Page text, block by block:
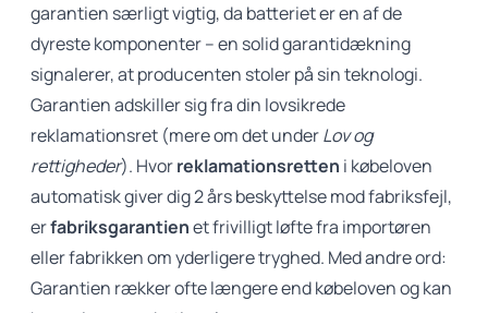
garantien særligt vigtig, da batteriet er en af de
dyreste komponenter – en solid garantidækning
signalerer, at producenten stoler på sin teknologi.
Garantien adskiller sig fra din lovsikrede
reklamationsret (mere om det underLov og
rettigheder). Hvorreklamationsretten i købeloven
automatisk giver dig 2 års beskyttelse mod fabriksfejl,
erfabriksgarantienet frivilligt løfte fra importøren
eller fabrikken om yderligere tryghed. Med andre ord:
Garantien rækker ofte længere end købeloven og kan